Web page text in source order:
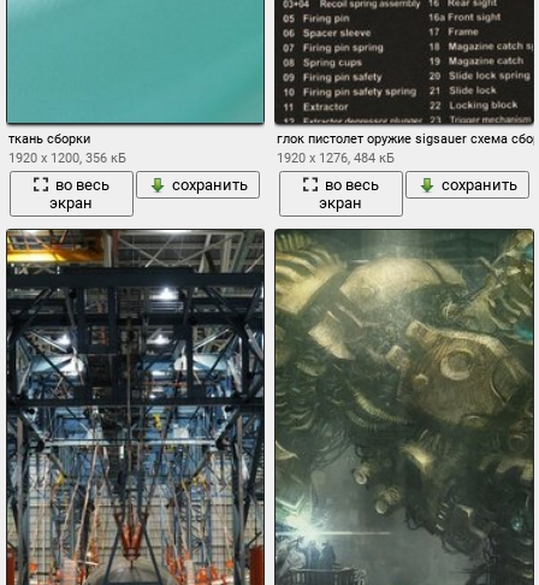
ткань сборки
1920 x 1200, 356 кБ
во весь
экран
сохранить
глок пистолет оружие sigsauer схема
1920 x 1276, 484 кБ
во весь
экран
сохранить